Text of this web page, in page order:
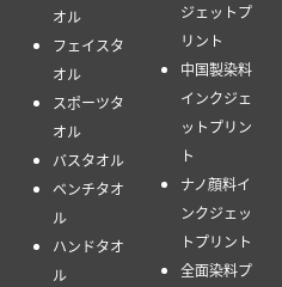
オル
フェイスタ
オル
スポーツタ
オル
バスタオル
ベンチタオ
ル
ハンドタオ
ル
ジェットプ
リント
中国製染料
インクジェ
ットプリン
ト
ナノ顔料イ
ンクジェッ
トプリント
全面染料プ